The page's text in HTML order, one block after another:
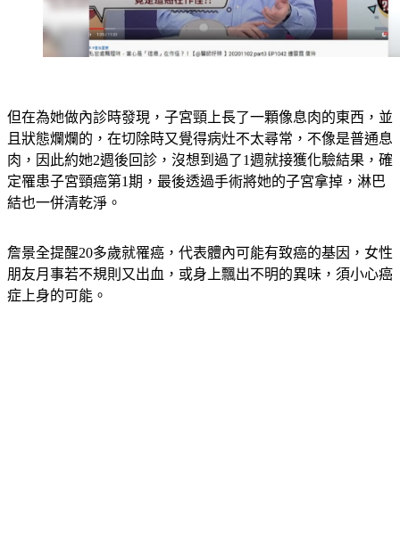
且狀態爛爛的，在切除時又覺得病灶不太尋常，不像是普通息
肉，因此約她2週後回診，沒想到過了1週就接獲化驗結果，確
定罹患子宮頸癌第1期，最後透過手術將她的子宮拿掉，淋巴
結也一併清乾淨。
朋友月事若不規則又出血，或身上飄出不明的異味，須小心癌
症上身的可能。